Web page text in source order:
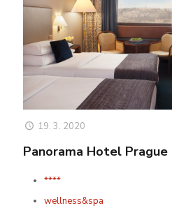
19. 3. 2020
Panorama Hotel Prague
****
wellness&spa